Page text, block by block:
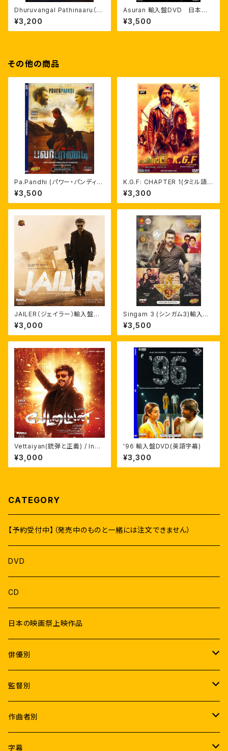
Dhuruvangal Pathinaaru（D-
16） 英字幕付 ラフマーン
¥3,200
Asuran 輸入盤DVD 日本語
字幕 ダヌシュ
¥3,500
その他の商品
Pa.Pandhi (パワー・パンディ)
インド映画輸入盤DVD ダヌシ
ュ監督作
¥3,500
K.G.F: CHAPTER 1(タミル語
版・英語字幕)インド映画輸入盤
DVD
¥3,300
JAILER（ジェイラー）輸入盤サ
ントラCD
¥3,000
Singam 3 (シンガム3)輸入盤
DVD 英字幕 スーリヤ アヌシュ
カー
¥3,500
Vettaiyan(銃弾と正義) / Indi
an 2 / Vidamuyarchi 輸入盤
サントラCD
¥3,000
'96 輸入盤DVD(英語字幕)
¥3,300
CATEGORY
【予約受付中】（発売中のものと一緒には注文できません）
DVD
CD
日本の映画祭上映作品
俳優別
Male
ラジニカーント
ヴィジャイ
Female
ラムヤ・クリシュナン
監督別
K.S.ラヴィクマール
アトリ
作曲者別
A.R.ラフマーン
字幕